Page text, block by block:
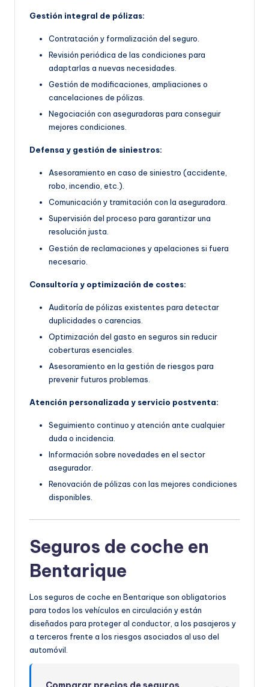
Gestión integral de pólizas:
Contratación y formalización del seguro.
Revisión periódica de las condiciones para
adaptarlas a nuevas necesidades.
Gestión de modificaciones, ampliaciones o
cancelaciones de pólizas.
Negociación con aseguradoras para conseguir
mejores condiciones.
Defensa y gestión de siniestros:
Asesoramiento en caso de siniestro (accidente,
robo, incendio, etc.).
Comunicación y tramitación con la aseguradora.
Supervisión del proceso para garantizar una
resolución justa.
Gestión de reclamaciones y apelaciones si fuera
necesario.
Consultoría y optimización de costes:
Auditoría de pólizas existentes para detectar
duplicidades o carencias.
Optimización del gasto en seguros sin reducir
coberturas esenciales.
Asesoramiento en la gestión de riesgos para
prevenir futuros problemas.
Atención personalizada y servicio postventa:
Seguimiento continuo y atención ante cualquier
duda o incidencia.
Información sobre novedades en el sector
asegurador.
Renovación de pólizas con las mejores condiciones
disponibles.
Seguros de coche en
Bentarique
Los seguros de coche en Bentarique son obligatorios
para todos los vehículos en circulación y están
diseñados para proteger al conductor, a los pasajeros y
a terceros frente a los riesgos asociados al uso del
automóvil.